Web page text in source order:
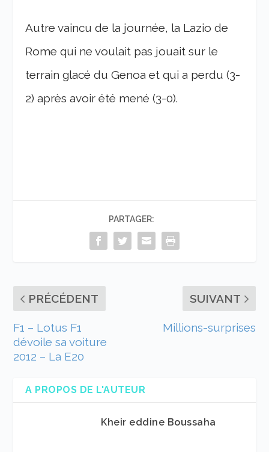
Autre vaincu de la journée, la Lazio de
Rome qui ne voulait pas jouait sur le
terrain glacé du Genoa et qui a perdu (3-
2) après avoir été mené (3-0).
PARTAGER:
PRÉCÉDENT
F1 – Lotus F1
dévoile sa voiture
2012 – La E20
SUIVANT
Millions-surprises
A PROPOS DE L'AUTEUR
Kheir eddine Boussaha